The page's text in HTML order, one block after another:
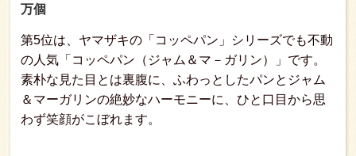
万個
第5位は、ヤマザキの「コッペパン」シリーズでも不動
の人気「コッペパン（ジャム＆マ－ガリン）」です。
素朴な見た目とは裏腹に、ふわっとしたパンとジャム
＆マーガリンの絶妙なハーモニーに、ひと口目から思
わず笑顔がこぼれます。